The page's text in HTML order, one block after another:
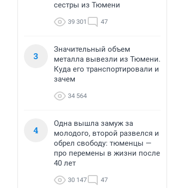
сестры из Тюмени
39 301 47
3
Значительный объем
металла вывезли из Тюмени.
Куда его транспортировали и
зачем
34 564
4
Одна вышла замуж за
молодого, второй развелся и
обрел свободу: тюменцы —
про перемены в жизни после
40 лет
30 147 47